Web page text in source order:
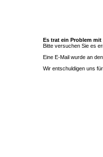
Es trat ein Problem
Bitte versuchen Sie es
Eine E-Mail wurde an den
Wir entschuldigen uns